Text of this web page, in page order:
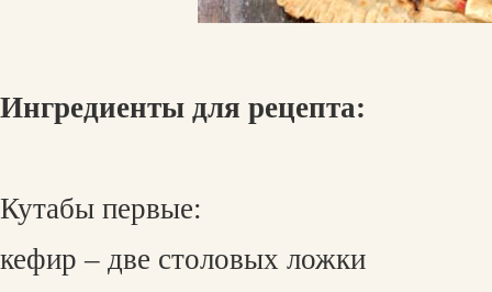
Ингредиенты для рецепта:
Кутабы первые:
кефир – две столовых ложки